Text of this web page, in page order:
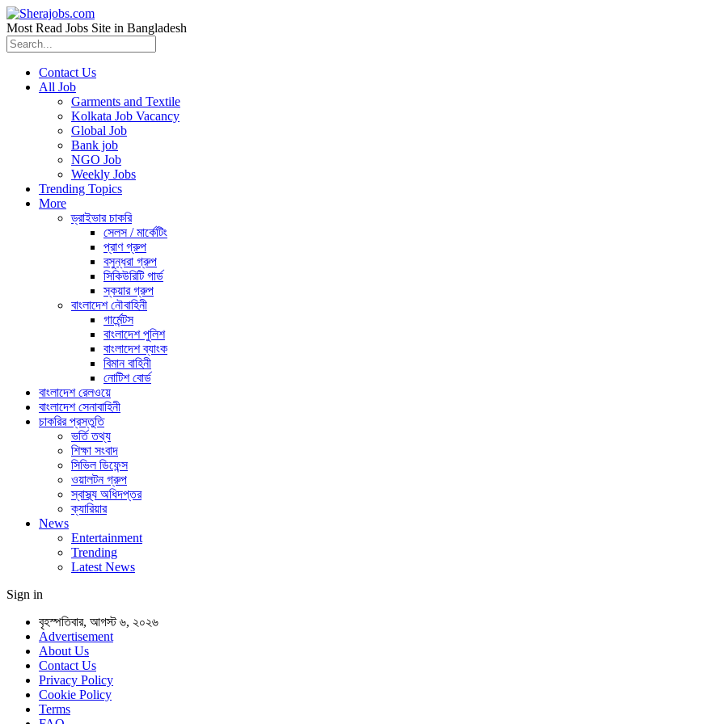
Most Read Jobs Site in Bangladesh
Contact Us
All Job
Garments and Textile
Kolkata Job Vacancy
Global Job
Bank job
NGO Job
Weekly Jobs
Trending Topics
More
ড্রাইভার চাকরি
সেলস / মার্কেটিং
প্রাণ গ্রুপ
বসুন্ধরা গ্রুপ
সিকিউরিটি গার্ড
স্কয়ার গ্রুপ
বাংলাদেশ নৌবাহিনী
গার্মেন্টস
বাংলাদেশ পুলিশ
বাংলাদেশ ব্যাংক
বিমান বাহিনী
নোটিশ বোর্ড
বাংলাদেশ রেলওয়ে
বাংলাদেশ সেনাবাহিনী
চাকরির প্রস্তুতি
ভর্তি তথ্য
শিক্ষা সংবাদ
সিভিল ডিফেন্স
ওয়ালটন গ্রুপ
স্বাস্থ্য অধিদপ্তর
ক্যারিয়ার
News
Entertainment
Trending
Latest News
Sign in
বৃহস্পতিবার, আগস্ট ৬, ২০২৬
Advertisement
About Us
Contact Us
Privacy Policy
Cookie Policy
Terms